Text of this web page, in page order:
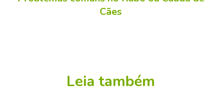
Cães
Leia também